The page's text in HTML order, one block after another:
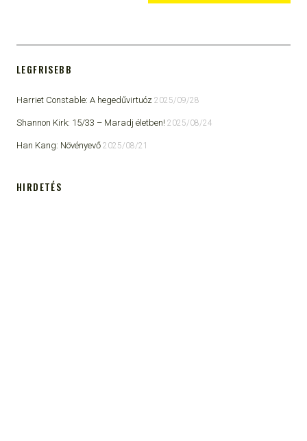
LEGFRISEBB
Harriet Constable: A hegedűvirtuóz 2025/09/28
Shannon Kirk: 15/33 ​– Maradj életben! 2025/08/24
Han Kang: Növényevő 2025/08/21
HIRDETÉS